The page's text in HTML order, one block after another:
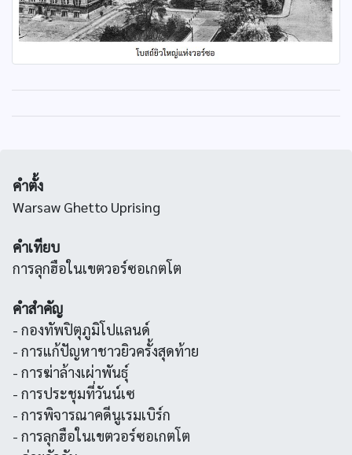
คำตั้ง
Warsaw Ghetto Uprising
คำเทียบ
การลุกฮือในเขตวอร์ซอเกตโต
คำสำคัญ
- กองทัพปิตุภูมิโปแลนด์
- การแก้ปัญหาชาวยิวครั้งสุดท้าย
- การฆ่าล้างเผ่าพันธุ์
- การประชุมที่วันน์เซ
- การพิจารณาคดีนูเรมเบิร์ก
- การลุกฮือในเขตวอร์ซอเกตโต